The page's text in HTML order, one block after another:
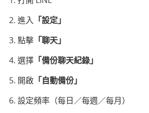
進入 「設定」
點擊 「聊天」
選擇 「備份聊天紀錄」
開啟 「自動備份」
設定頻率（每日／每週／每月）